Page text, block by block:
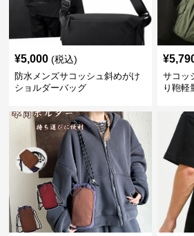
¥5,000 (税込)
防水メンズサコッシュ斜めがけ
ショルダーバッグ
¥
サコッ
り鞄軽